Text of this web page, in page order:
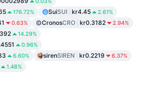
176.72% SuiSUI kr4.45 2.61%
0.63% CronosCRO kr0.3182 2.94%
14.29%
0.96%
6.60% sirenSIREN kr0.2219 6.37%
1.48%